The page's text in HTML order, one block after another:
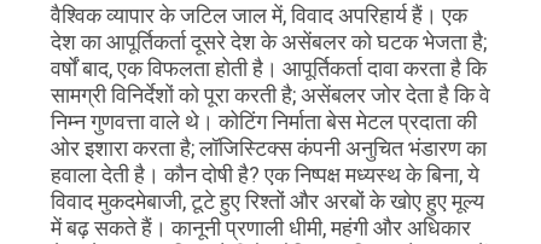
गोपनीयता
नीति
वैश्विक व्यापार के जटिल जाल में, विवाद अपरिहार्य हैं। एक
देश का आपूर्तिकर्ता दूसरे देश के असेंबलर को घटक भेजता है;
वर्षों बाद, एक विफलता होती है। आपूर्तिकर्ता दावा करता है कि
सामग्री विनिर्देशों को पूरा करती है; असेंबलर जोर देता है कि वे
निम्न गुणवत्ता वाले थे। कोटिंग निर्माता बेस मेटल प्रदाता की
ओर इशारा करता है; लॉजिस्टिक्स कंपनी अनुचित भंडारण का
हवाला देती है। कौन दोषी है? एक निष्पक्ष मध्यस्थ के बिना, ये
विवाद मुकदमेबाजी, टूटे हुए रिश्तों और अरबों के खोए हुए मूल्य
में बढ़ सकते हैं। कानूनी प्रणाली धीमी, महंगी और अधिकार